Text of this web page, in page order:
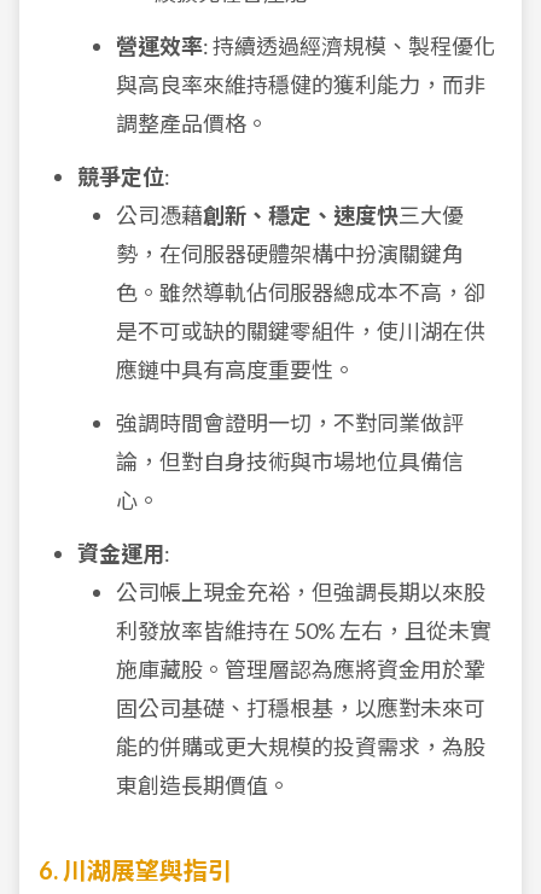
營運效率: 持續透過經濟規模、製程優化
與高良率來維持穩健的獲利能力，而非
調整產品價格。
競爭定位:
公司憑藉創新、穩定、速度快三大優
勢，在伺服器硬體架構中扮演關鍵角
色。雖然導軌佔伺服器總成本不高，卻
是不可或缺的關鍵零組件，使川湖在供
應鏈中具有高度重要性。
強調時間會證明一切，不對同業做評
論，但對自身技術與市場地位具備信
心。
資金運用:
公司帳上現金充裕，但強調長期以來股
利發放率皆維持在 50% 左右，且從未實
施庫藏股。管理層認為應將資金用於鞏
固公司基礎、打穩根基，以應對未來可
能的併購或更大規模的投資需求，為股
東創造長期價值。
6. 川湖展望與指引